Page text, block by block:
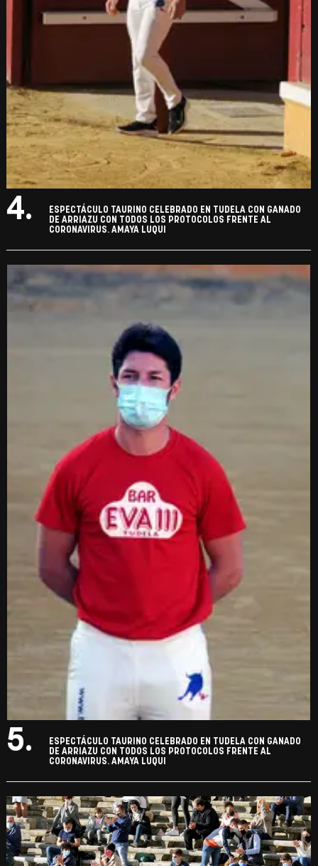
4.
ESPECTÁCULO TAURINO CELEBRADO EN TUDELA CON GANADO
DE ARRIAZU CON TODOS LOS PROTOCOLOS FRENTE AL
CORONAVIRUS. AMAYA LUQUI
5.
ESPECTÁCULO TAURINO CELEBRADO EN TUDELA CON GANADO
DE ARRIAZU CON TODOS LOS PROTOCOLOS FRENTE AL
CORONAVIRUS. AMAYA LUQUI